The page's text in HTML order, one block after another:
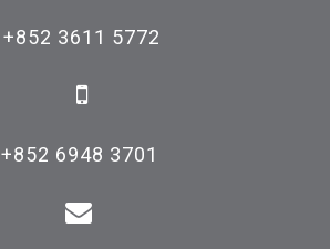
+852 3611 5772
+852 6948 3701